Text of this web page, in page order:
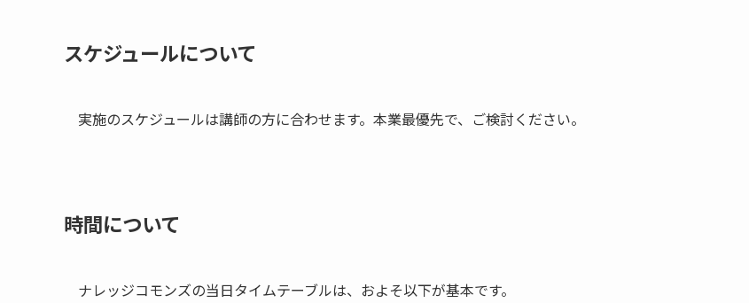
スケジュールについて
実施のスケジュールは講師の方に合わせます。本業最優先で、ご検討ください。
時間について
ナレッジコモンズの当日タイムテーブルは、およそ以下が基本です。